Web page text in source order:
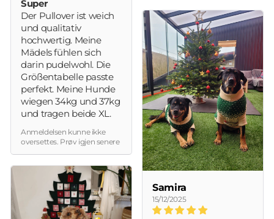
Super
Der Pullover ist weich
und qualitativ
hochwertig. Meine
Mädels fühlen sich
darin pudelwohl. Die
Größentabelle passte
perfekt. Meine Hunde
wiegen 34kg und 37kg
und tragen beide XL.
Anmeldelsen kunne ikke
oversettes. Prøv igjen senere
15/12/2025
Samira